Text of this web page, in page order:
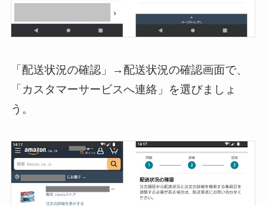
「配送状況の確認」→配送状況の確認画面で、
「カスタマーサービスへ連絡」を選びましょ
う。